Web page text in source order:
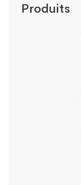
Produits